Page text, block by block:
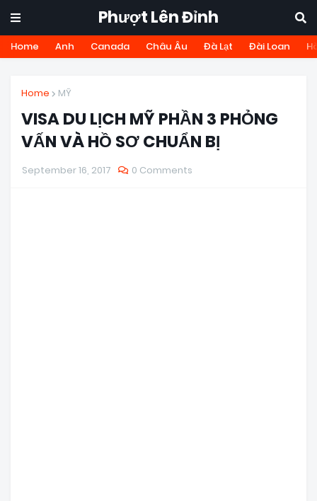
Phượt Lên Đỉnh
Home Anh Canada Châu Âu Đà Lạt Đài Loan
Home MỸ
VISA DU LỊCH MỸ PHẦN 3 PHỎNG
VẤN VÀ HỒ SƠ CHUẨN BỊ
September 16, 2017 0 Comments